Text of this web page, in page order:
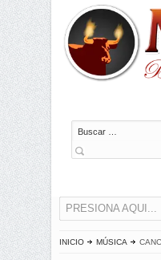
Buscar
PRESIONA AQUI...
INICIO MÚSICA